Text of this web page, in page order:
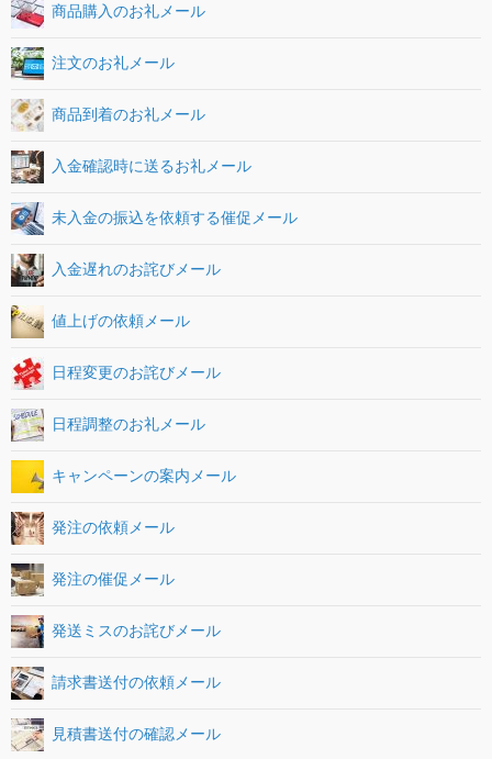
商品購入のお礼メール
注文のお礼メール
商品到着のお礼メール
入金確認時に送るお礼メール
未入金の振込を依頼する催促メール
入金遅れのお詫びメール
値上げの依頼メール
日程変更のお詫びメール
日程調整のお礼メール
キャンペーンの案内メール
発注の依頼メール
発注の催促メール
発送ミスのお詫びメール
請求書送付の依頼メール
見積書送付の確認メール